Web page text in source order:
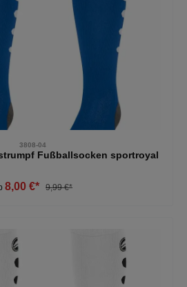
3808-04
Fußballsocken sportroyal
8,00 €* 9,99 €*